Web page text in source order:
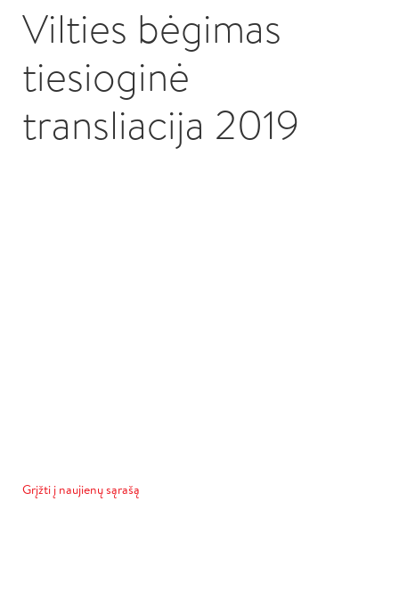
Vilties bėgimas
tiesioginė
transliacija 2019
Grįžti į naujienų sąrašą